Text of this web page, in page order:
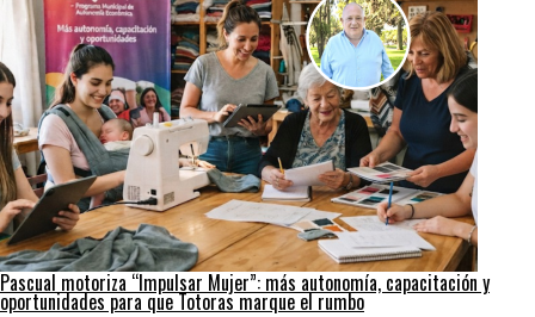
Pascual motoriza “Impulsar Mujer”: más autonomía, capacitación y
oportunidades para que Totoras marque el rumbo